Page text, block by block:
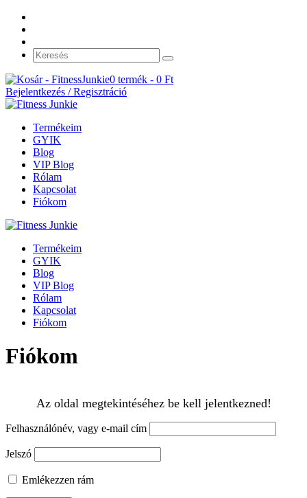
0 termék - 0 Ft
Bejelentkezés / Regisztráció
Termékeim
GYIK
Blog
VIP Blog
Rólam
Kapcsolat
Fiókom
Termékeim
GYIK
Blog
VIP Blog
Rólam
Kapcsolat
Fiókom
Fiókom
Az oldal megtekintéséhez be kell jelentkezned!
Felhasználónév, vagy e-mail cím
Jelszó
Emlékezzen rám